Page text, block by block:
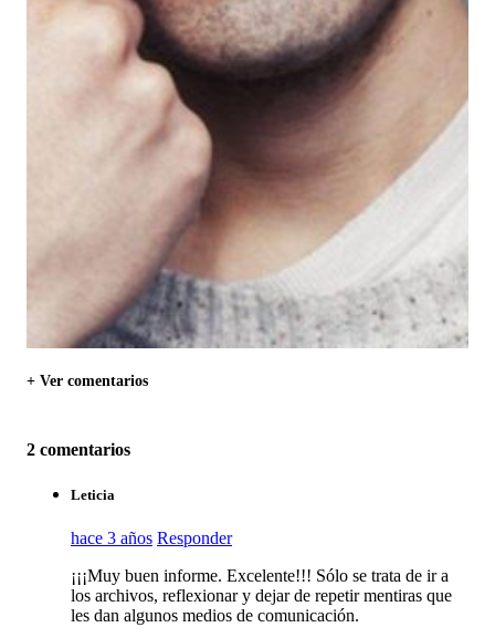
+ Ver comentarios
2 comentarios
Leticia
hace 3 años Responder
¡¡¡Muy buen informe. Excelente!!! Sólo se trata de ir a
los archivos, reflexionar y dejar de repetir mentiras que
les dan algunos medios de comunicación.